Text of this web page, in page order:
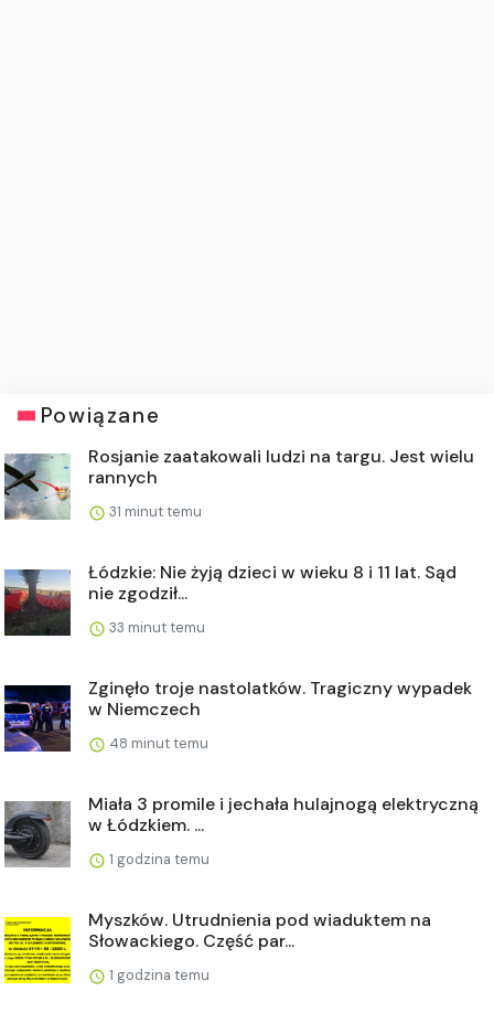
Powiązane
Rosjanie zaatakowali ludzi na targu. Jest wielu
rannych
31 minut temu
Łódzkie: Nie żyją dzieci w wieku 8 i 11 lat. Sąd
nie zgodził...
33 minut temu
Zginęło troje nastolatków. Tragiczny wypadek
w Niemczech
48 minut temu
Miała 3 promile i jechała hulajnogą elektryczną
w Łódzkiem. ...
1 godzina temu
Myszków. Utrudnienia pod wiaduktem na
Słowackiego. Część par...
1 godzina temu